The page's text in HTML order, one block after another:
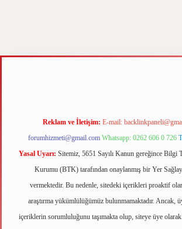
m elexbet
Reklam ve İletişim: E-mail:
forumhizmeti@gmail.com Whatsapp: 0262 606 0 726
Yasal Uyarı: Sitemiz, 5651 Sayılı Kanun gereğince Bilgi
Kurumu (BTK) tarafından onaylanmış bir Yer
vermektedir. Bu nedenle, sitedeki içerikleri proaktif
araştırma yükümlülüğümüz bulunmamaktadır. Ancak,
içeriklerin sorumluluğunu taşımakta olup, siteye üye